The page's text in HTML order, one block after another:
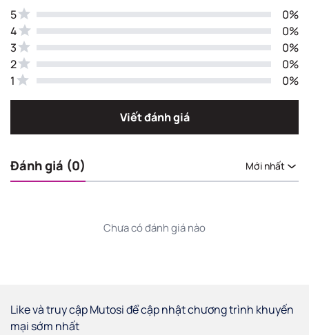
5
0%
4
0%
3
0%
2
0%
1
0%
Viết đánh giá
Đánh giá (0) Mới nhất
Chưa có đánh giá nào
Like và truy cập Mutosi để cập nhật chương trình khuyến
mại sớm nhất